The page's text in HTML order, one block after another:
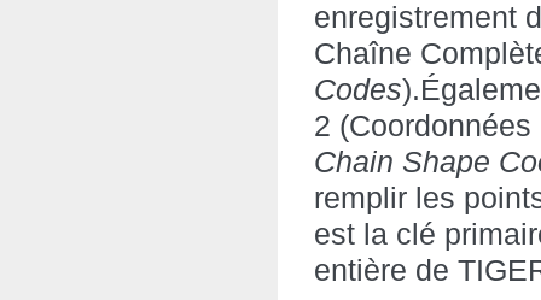
enregistrement
Chaîne
Codes
2
Chain Shape
remplir les
est la clé
entière de